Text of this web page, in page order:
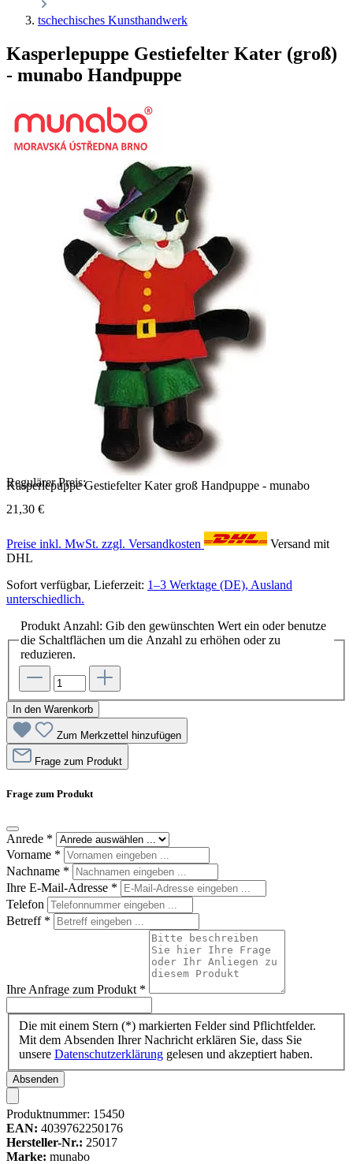
tschechisches Kunsthandwerk
Kasperlepuppe Gestiefelter Kater (groß)
- munabo Handpuppe
Kasperlepuppe Gestiefelter Kater groß Handpuppe - munabo
Regulärer Preis:
21,30 €
Preise inkl. MwSt. zzgl. Versandkosten
Versand mit
DHL
Sofort verfügbar, Lieferzeit: 1–3 Werktage (DE), Ausland
unterschiedlich.
Produkt Anzahl: Gib den gewünschten Wert ein oder benutze
die Schaltflächen um die Anzahl zu erhöhen oder zu
reduzieren.
In den Warenkorb
Zum Merkzettel hinzufügen
Frage zum Produkt
Frage zum Produkt
Anrede *
Vorname *
Nachname *
Ihre E-Mail-Adresse *
Telefon
Betreff *
Ihre Anfrage zum Produkt *
Die mit einem Stern (*) markierten Felder sind Pflichtfelder.
Mit dem Absenden Ihrer Nachricht erklären Sie, dass Sie
unsere Datenschutzerklärung gelesen und akzeptiert haben.
Absenden
Produktnummer: 15450
EAN: 4039762250176
Hersteller-Nr.: 25017
Marke: munabo